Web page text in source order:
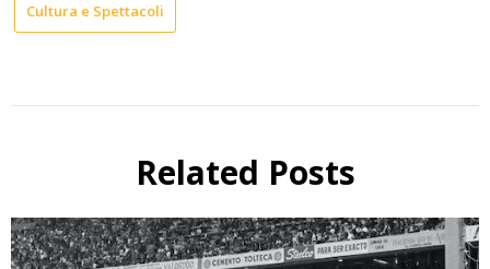
Cultura e Spettacoli
Related Posts